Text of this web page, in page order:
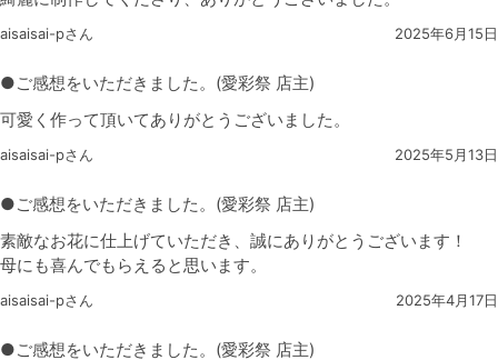
aisaisai-pさん 2025年6月15日
●ご感想をいただきました。(愛彩祭 店主)
可愛く作って頂いてありがとうございました。
aisaisai-pさん 2025年5月13日
●ご感想をいただきました。(愛彩祭 店主)
素敵なお花に仕上げていただき、誠にありがとうございます！
母にも喜んでもらえると思います。
aisaisai-pさん 2025年4月17日
●ご感想をいただきました。(愛彩祭 店主)